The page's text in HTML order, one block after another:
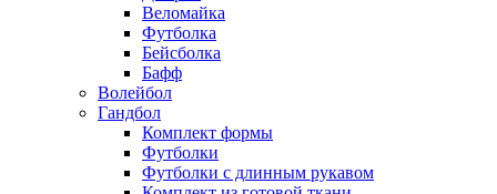
Веломайка
Футболка
Бейсболка
Бафф
Волейбол
Гандбол
Комплект формы
Футболки
Футболки с длинным рукавом